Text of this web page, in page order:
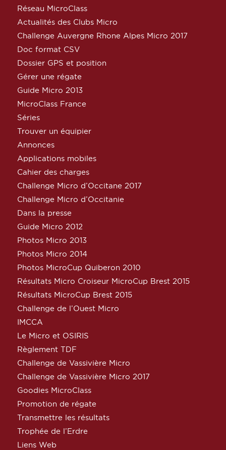
Réseau MicroClass
Actualités des Clubs Micro
Challenge Auvergne Rhone Alpes Micro 2017
Doc format CSV
Dossier GPS et position
Gérer une régate
Guide Micro 2013
MicroClass France
Séries
Trouver un équipier
Annonces
Applications mobiles
Cahier des charges
Challenge Micro d’Occitane 2017
Challenge Micro d’Occitanie
Dans la presse
Guide Micro 2012
Photos Micro 2013
Photos Micro 2014
Photos MicroCup Quiberon 2010
Résultats Micro Croiseur MicroCup Brest 2015
Résultats MicroCup Brest 2015
Challenge de l’Ouest Micro
IMCCA
Le Micro et OSIRIS
Règlement TDF
Challenge de Vassivière Micro
Challenge de Vassivière Micro 2017
Goodies MicroClass
Promotion de régate
Transmettre les résultats
Trophée de l’Erdre
Liens Web